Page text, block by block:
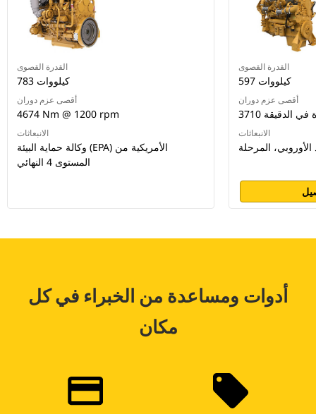
القدرة القصوى
783 كيلووات
أقصى عزم دوران
4674 Nm @ 1200 rpm
الانبعاثات
وكالة حماية البيئة (EPA) الأمريكية من
المستوى 4 النهائي
القدرة القصوى
597 كيلووات
أقصى عزم دوران
الانبعاثات
أدوات ومساعدة من الخبراء في كل
مكان